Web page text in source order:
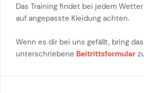
Das Training findet bei jedem
auf angepasste Kleidung achten.
Wenn es dir bei uns gefällt, bring
unterschriebene Beitrittsformular